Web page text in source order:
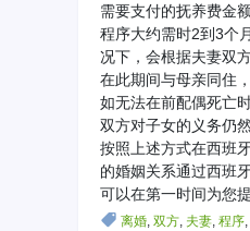
需要支付的抚养费金
程序大约需时2到3个
况下，会根据夫妻双
在此期间与母亲同住
如无法在前配偶死亡
双方对子女的义务仍
按照上述方式在西班
的婚姻关系通过西班
可以在第一时间为您
离婚, 双方, 夫妻, 程序,